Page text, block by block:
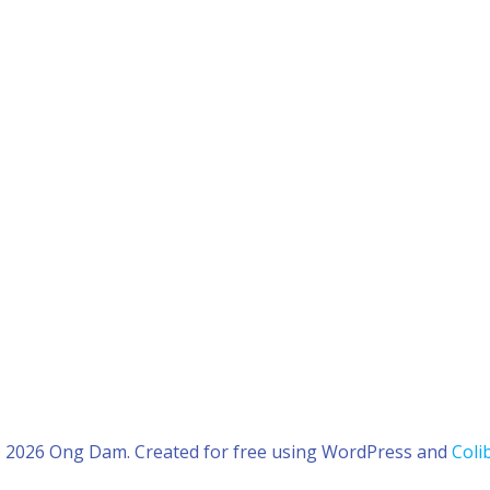
Ong Dam. Created for free using WordPress and